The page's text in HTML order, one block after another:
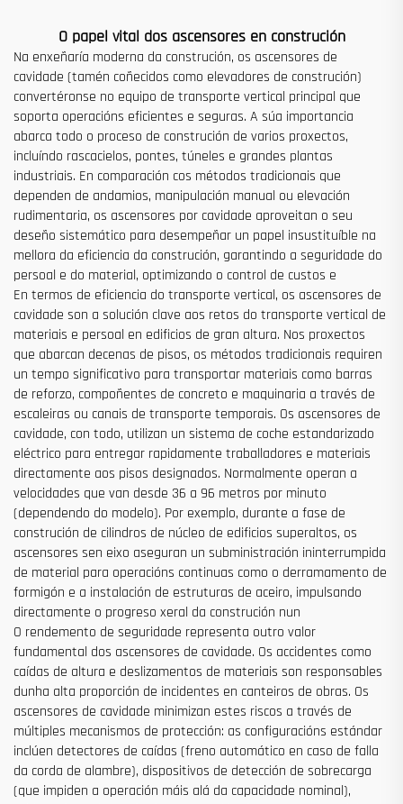
O papel vital dos ascensores en construción
Na enxeñaría moderna da construción, os ascensores de
cavidade (tamén coñecidos como elevadores de construción)
convertéronse no equipo de transporte vertical principal que
soporta operacións eficientes e seguras. A súa importancia
abarca todo o proceso de construción de varios proxectos,
incluíndo rascacielos, pontes, túneles e grandes plantas
industriais. En comparación cos métodos tradicionais que
dependen de andamios, manipulación manual ou elevación
rudimentaria, os ascensores por cavidade aproveitan o seu
deseño sistemático para desempeñar un papel insustituíble na
mellora da eficiencia da construción, garantindo a seguridade do
persoal e do material, optimizando o control de custos e
En termos de eficiencia do transporte vertical, os ascensores de
cavidade son a solución clave aos retos do transporte vertical de
materiais e persoal en edificios de gran altura. Nos proxectos
que abarcan decenas de pisos, os métodos tradicionais requiren
un tempo significativo para transportar materiais como barras
de reforzo, compoñentes de concreto e maquinaria a través de
escaleiras ou canais de transporte temporais. Os ascensores de
cavidade, con todo, utilizan un sistema de coche estandarizado
eléctrico para entregar rapidamente traballadores e materiais
directamente aos pisos designados. Normalmente operan a
velocidades que van desde 36 a 96 metros por minuto
(dependendo do modelo). Por exemplo, durante a fase de
construción de cilindros de núcleo de edificios superaltos, os
ascensores sen eixo aseguran un subministración ininterrumpida
de material para operacións continuas como o derramamento de
formigón e a instalación de estruturas de aceiro, impulsando
directamente o progreso xeral da construción nun
O rendemento de seguridade representa outro valor
fundamental dos ascensores de cavidade. Os accidentes como
caídas de altura e deslizamentos de materiais son responsables
dunha alta proporción de incidentes en canteiros de obras. Os
ascensores de cavidade minimizan estes riscos a través de
múltiples mecanismos de protección: as configuracións estándar
inclúen detectores de caídas (freno automático en caso de falla
da corda de alambre), dispositivos de detección de sobrecarga
(que impiden a operación máis alá da capacidade nominal),